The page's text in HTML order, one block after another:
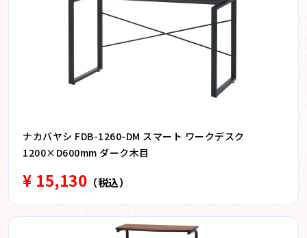
ナカバヤシ FDB-1260-DM スマート ワークデスク
1200×D600mm ダーク木目
¥ 15,130 （税込）